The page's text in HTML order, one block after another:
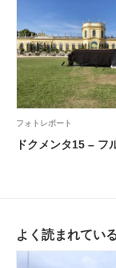
フォトレポート
ドクメンタ15 – フ
よく読まれてい